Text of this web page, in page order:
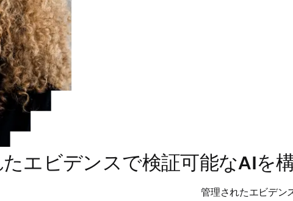
エビデンスで検証可能なAIを
管理されたエビデン